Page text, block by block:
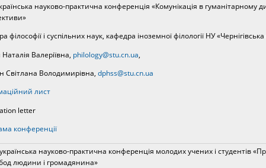
науково-практична конференція «Комунікація в гуманітарному
філософії і суспільних наук, кафедра іноземної філології НУ «Чернігівська
Валеріївна, philology@stu.cn.ua,
Світлана Володимирівна, dphss@stu.cn.ua
лист
letter
конференції
науково-практична конференція молодих учених і студентів
людини і громадянина»